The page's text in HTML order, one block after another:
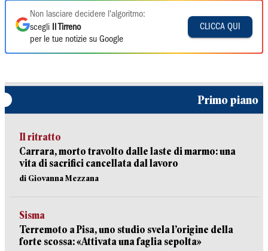
Non lasciare decidere l'algoritmo:
scegli
Il Tirreno
per le tue notizie su Google
CLICCA QUI
Primo piano
Il ritratto
Carrara, morto travolto dalle laste di marmo: una
vita di sacrifici cancellata dal lavoro
di Giovanna Mezzana
Sisma
Terremoto a Pisa, uno studio svela l’origine della
forte scossa: «Attivata una faglia sepolta»